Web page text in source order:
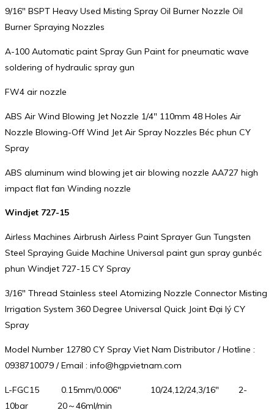
9/16″ BSPT Heavy Used Misting Spray Oil Burner Nozzle Oil
Burner Spraying Nozzles
A-100 Automatic paint Spray Gun Paint for pneumatic wave
soldering of hydraulic spray gun
FW4 air nozzle
ABS Air Wind Blowing Jet Nozzle 1/4″ 110mm 48 Holes Air
Nozzle Blowing-Off Wind Jet Air Spray Nozzles Béc phun CY
Spray
ABS aluminum wind blowing jet air blowing nozzle AA727 high
impact flat fan Winding nozzle
Windjet 727-15
Airless Machines Airbrush Airless Paint Sprayer Gun Tungsten
Steel Spraying Guide Machine Universal paint gun spray gunbéc
phun Windjet 727-15 CY Spray
3/16″ Thread Stainless steel Atomizing Nozzle Connector Misting
Irrigation System 360 Degree Universal Quick Joint Đại lý CY
Spray
Model Number 12780 CY Spray Viet Nam Distributor / Hotline :
0938710079 / Email : info@hgpvietnam.com
L-FGC15 0.15mm/0.006″ 10/24,12/24,3/16″ 2-
10bar 20～46ml/min